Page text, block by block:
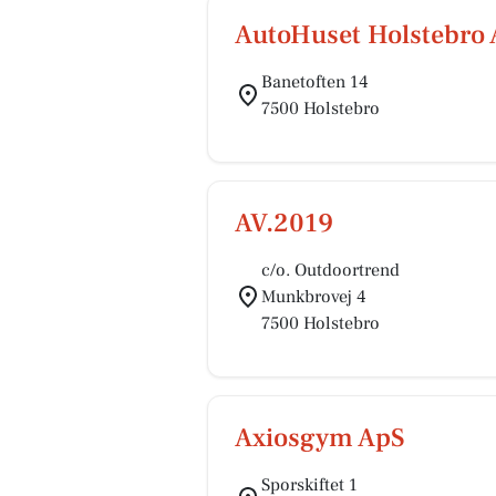
AutoHuset Holstebro
Banetoften 14
7500 Holstebro
AV.2019
c/o. Outdoortrend
Munkbrovej 4
7500 Holstebro
Axiosgym ApS
Sporskiftet 1